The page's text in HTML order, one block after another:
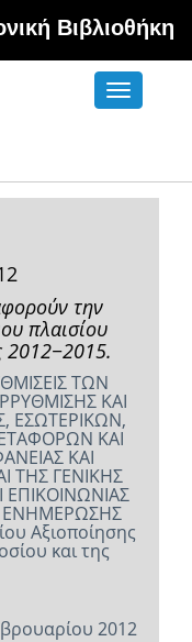
Βιβλιοθήκη
Toggle
την
πλαισίου
2012−2015.
ΤΩΝ
ΚΑΙ
ΕΣΩΤΕΡΙΚΩΝ,
ΚΑΙ
ΚΑΙ
ΤΗΣ ΓΕΝΙΚΗΣ
ΕΝΗΜΕΡΩΣΗΣ
Αξιοποίησης
και της
2012